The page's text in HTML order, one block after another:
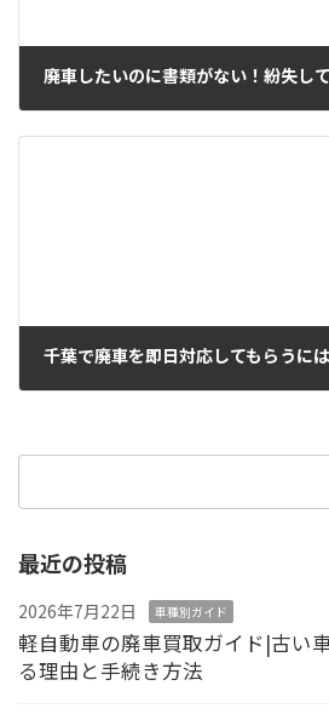
最近の投稿
2026年7月22日 車種別ガイド
軽自動車の廃車買取ガイド|古い
る理由と手続き方法